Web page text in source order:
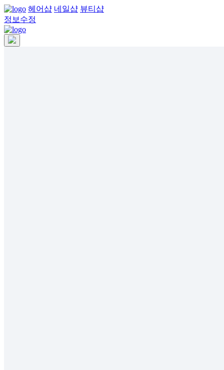
헤어샵 네일샵 뷰티샵
정보수정